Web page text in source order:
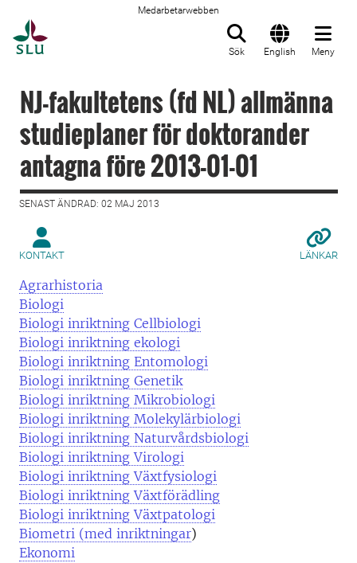
Medarbetarwebben
Sök English Meny
NJ-fakultetens (fd NL) allmänna
studieplaner för doktorander
antagna före 2013-01-01
SENAST ÄNDRAD: 02 MAJ 2013
KONTAKT LÄNKAR
Agrarhistoria
Biologi
Biologi inriktning Cellbiologi
Biologi inriktning ekologi
Biologi inriktning Entomologi
Biologi inriktning Genetik
Biologi inriktning Mikrobiologi
Biologi inriktning Molekylärbiologi
Biologi inriktning Naturvårdsbiologi
Biologi inriktning Virologi
Biologi inriktning Växtfysiologi
Biologi inriktning Växtförädling
Biologi inriktning Växtpatologi
Biometri (med inriktningar)
Ekonomi